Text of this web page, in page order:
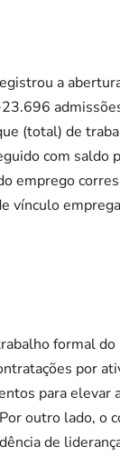
a
(total) de
com
emprego
vínculo
formal
por
para
outro lado, o
de